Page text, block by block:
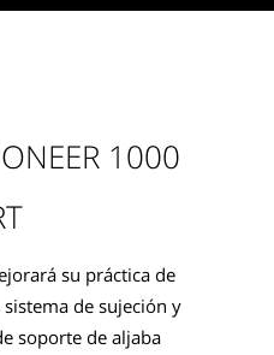
1000
su práctica de
de sujeción y
soporte de aljaba